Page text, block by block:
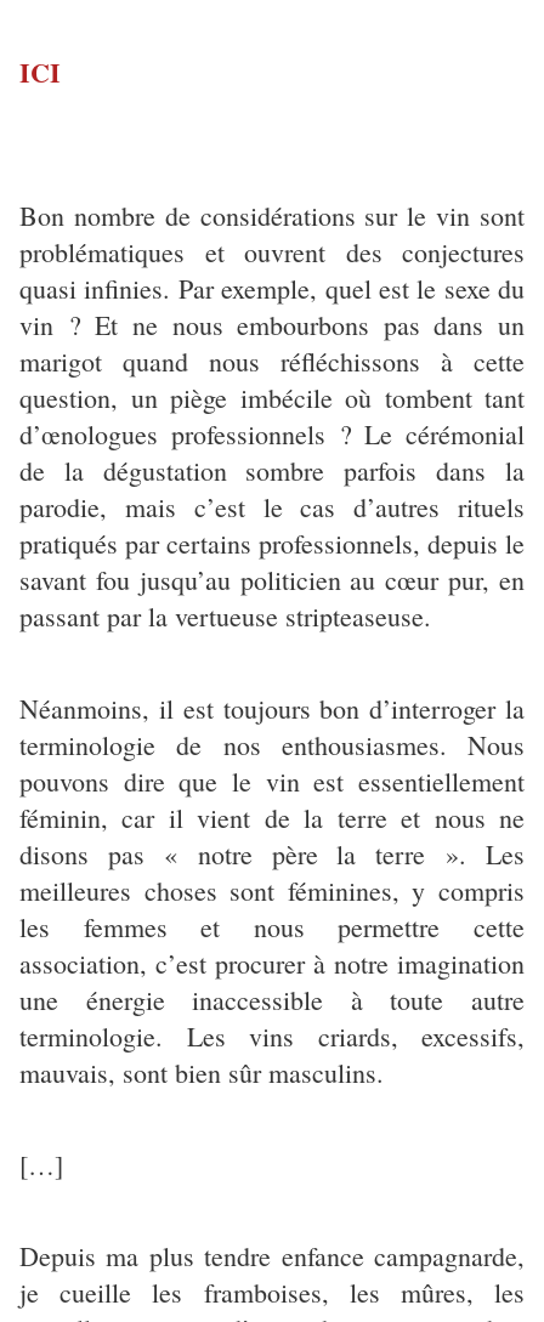
ICI
Bon nombre de considérations sur le vin sont
problématiques et ouvrent des conjectures
quasi infinies. Par exemple, quel est le sexe du
vin ? Et ne nous embourbons pas dans un
marigot quand nous réfléchissons à cette
question, un piège imbécile où tombent tant
d’œnologues professionnels ? Le cérémonial
de la dégustation sombre parfois dans la
parodie, mais c’est le cas d’autres rituels
pratiqués par certains professionnels, depuis le
savant fou jusqu’au politicien au cœur pur, en
passant par la vertueuse stripteaseuse.
Néanmoins, il est toujours bon d’interroger la
terminologie de nos enthousiasmes. Nous
pouvons dire que le vin est essentiellement
féminin, car il vient de la terre et nous ne
disons pas « notre père la terre ». Les
meilleures choses sont féminines, y compris
les femmes et nous permettre cette
association, c’est procurer à notre imagination
une énergie inaccessible à toute autre
terminologie. Les vins criards, excessifs,
mauvais, sont bien sûr masculins.
[…]
Depuis ma plus tendre enfance campagnarde,
je cueille les framboises, les mûres, les